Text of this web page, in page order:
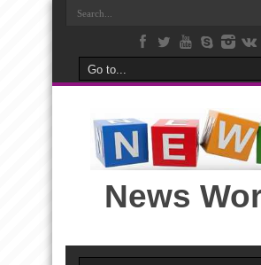
News